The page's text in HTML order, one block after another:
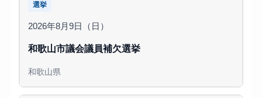
選挙
2026年8月9日（日）
和歌山市議会議員補欠選挙
和歌山県